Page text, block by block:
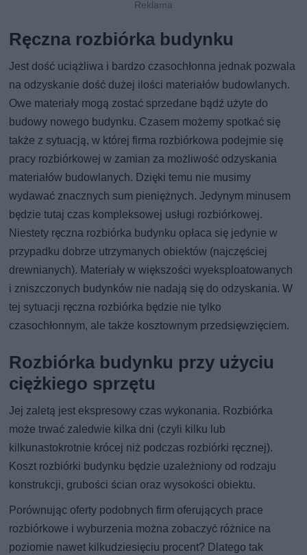
Ręczna rozbiórka budynku
Jest dość uciążliwa i bardzo czasochłonna jednak pozwala
na odzyskanie dość dużej ilości materiałów budowlanych.
Owe materiały mogą zostać sprzedane bądź użyte do
budowy nowego budynku. Czasem możemy spotkać się
także z sytuacją, w której firma rozbiórkowa podejmie się
pracy rozbiórkowej w zamian za możliwość odzyskania
materiałów budowlanych. Dzięki temu nie musimy
wydawać znacznych sum pieniężnych. Jedynym minusem
będzie tutaj czas kompleksowej usługi rozbiórkowej.
Niestety ręczna rozbiórka budynku opłaca się jedynie w
przypadku dobrze utrzymanych obiektów (najczęściej
drewnianych). Materiały w większości wyeksploatowanych
i zniszczonych budynków nie nadają się do odzyskania. W
tej sytuacji ręczna rozbiórka będzie nie tylko
czasochłonnym, ale także kosztownym przedsięwzięciem.
Rozbiórka budynku przy użyciu
ciężkiego sprzętu
Jej zaletą jest ekspresowy czas wykonania. Rozbiórka
może trwać zaledwie kilka dni (czyli kilku lub
kilkunastokrotnie krócej niż podczas rozbiórki ręcznej).
Koszt rozbiórki budynku będzie uzależniony od rodzaju
konstrukcji, grubości ścian oraz wysokości obiektu.
Porównując oferty podobnych firm oferujących prace
rozbiórkowe i wyburzenia można zobaczyć różnice na
poziomie nawet kilkudziesięciu procent? Dlatego tak